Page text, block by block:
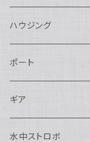
ハウジング
Nikon用
Nauticam
SEA&SEA
Canon用
Nauticam
Sony用
ポート
Nauticam
N120ドームポート
SEA&SEA
ギア
AOI
水中ストロボ